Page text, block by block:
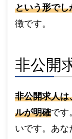
という形でし
徴です。
非公開
非公開求人は
ルが明確です
いです。あ